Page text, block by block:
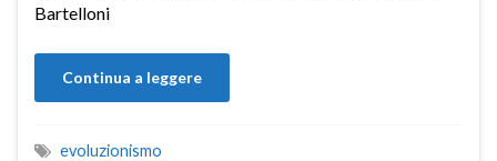
Bartelloni
Continua a leggere
evoluzionismo